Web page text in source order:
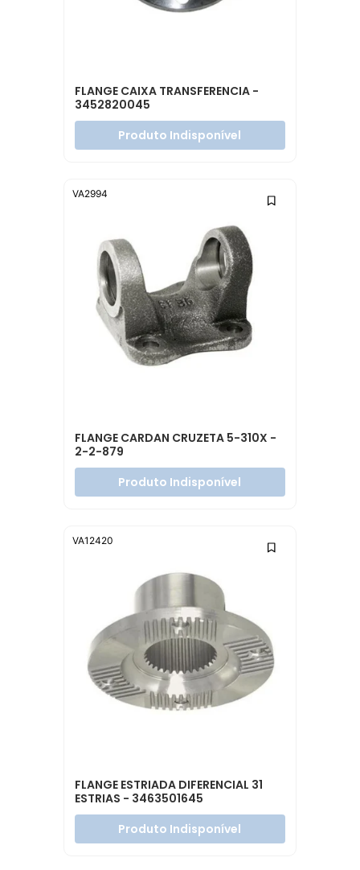
FLANGE CAIXA TRANSFERENCIA -
3452820045
Produto Indisponível
FLANGE CARDAN CRUZETA 5-310X -
2-2-879
Produto Indisponível
VA2994
FLANGE ESTRIADA DIFERENCIAL 31
ESTRIAS - 3463501645
Produto Indisponível
VA12420